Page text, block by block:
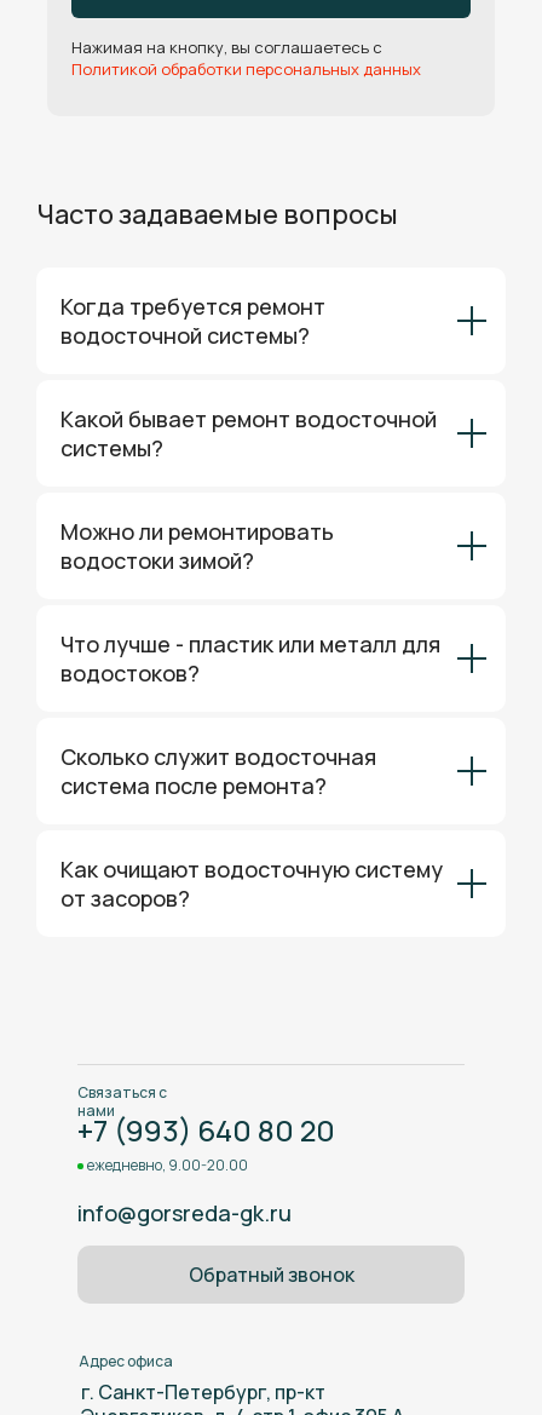
Нажимая на кнопку, вы соглашаетесь с
Политикой обработки персональных данных
Часто задаваемые вопросы
Когда требуется ремонт
водосточной системы?
Какой бывает ремонт водосточной
системы?
Можно ли ремонтировать
водостоки зимой?
Что лучше - пластик или металл для
водостоков?
Сколько служит водосточная
система после ремонта?
Как очищают водосточную систему
от засоров?
+7 (993) 640 80 20
info@gorsreda-gk.ru
г. Санкт-Петербург, пр-кт
ежедневно, 9.00-20.00
Обратный звонок
Связаться с
нами
Адрес офиса